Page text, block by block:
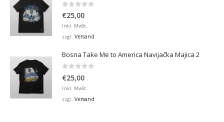
0 von 5
€25,00
Inkl. MwSt.
zzgl. Versand
Bosna Take Me to America Navijačka Majica 2
€25,00
Inkl. MwSt.
zzgl. Versand